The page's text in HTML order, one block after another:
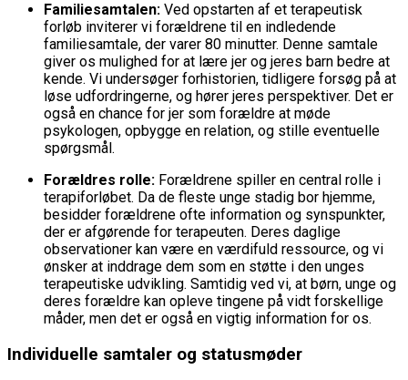
Familiesamtalen: Ved opstarten af et terapeutisk
forløb inviterer vi forældrene til en indledende
familiesamtale, der varer 80 minutter. Denne samtale
giver os mulighed for at lære jer og jeres barn bedre at
kende. Vi undersøger forhistorien, tidligere forsøg på at
løse udfordringerne, og hører jeres perspektiver. Det er
også en chance for jer som forældre at møde
psykologen, opbygge en relation, og stille eventuelle
spørgsmål.
Forældres rolle: Forældrene spiller en central rolle i
terapiforløbet. Da de fleste unge stadig bor hjemme,
besidder forældrene ofte information og synspunkter,
der er afgørende for terapeuten. Deres daglige
observationer kan være en værdifuld ressource, og vi
ønsker at inddrage dem som en støtte i den unges
terapeutiske udvikling. Samtidig ved vi, at børn, unge og
deres forældre kan opleve tingene på vidt forskellige
måder, men det er også en vigtig information for os.
Individuelle samtaler og statusmøder